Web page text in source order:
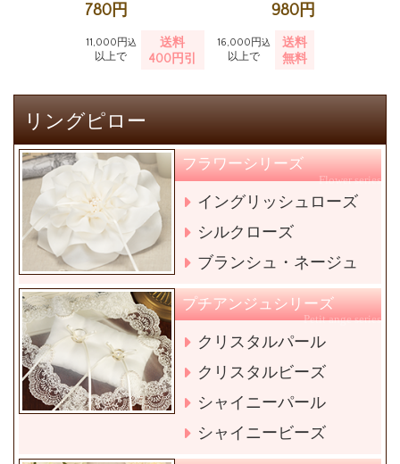
780円 980円
11,000円込
以上で
送料
400円引
16,000円込
以上で
送料
無料
リングピロー
フラワーシリーズ
Flower series
イングリッシュローズ
シルクローズ
ブランシュ・ネージュ
プチアンジュシリーズ
Petit ange series
クリスタルパール
クリスタルビーズ
シャイニーパール
シャイニービーズ